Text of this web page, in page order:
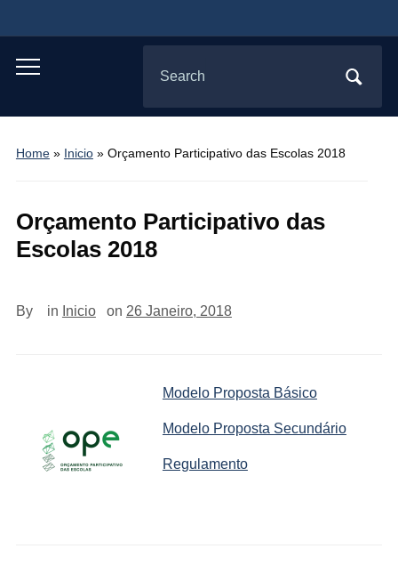
Toggle
menu
for:
Home» Inicio» Orçamento Participativo das Escolas 2018
Orçamento Participativo das
Escolas 2018
By in Inicio on 26 Janeiro, 2018
Modelo Proposta Básico
Modelo Proposta Secundário
Regulamento